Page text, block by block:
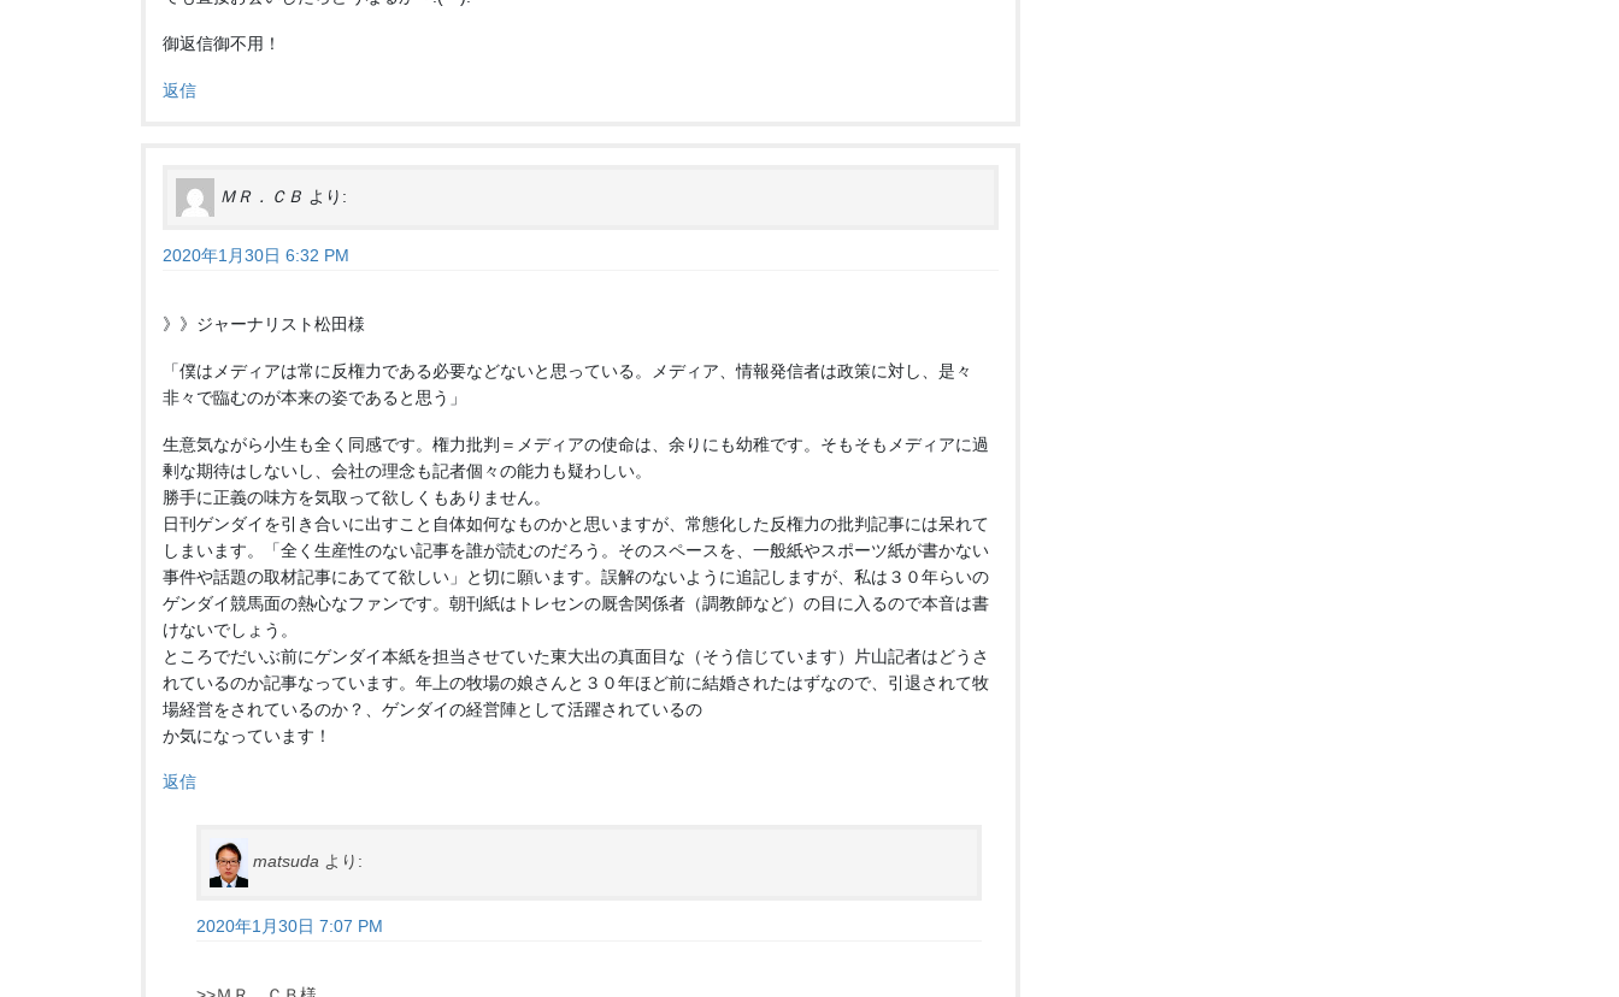
御返信御不用！
返信
ＭＲ．ＣＢ より:
2020年1月30日 6:32 PM
》》ジャーナリスト松田様
「僕はメディアは常に反権力である必要などないと思っている。メディア、情報発信者は政策に対し、是々
非々で臨むのが本来の姿であると思う」
生意気ながら小生も全く同感です。権力批判＝メディアの使命は、余りにも幼稚です。そもそもメディアに過
剰な期待はしないし、会社の理念も記者個々の能力も疑わしい。
勝手に正義の味方を気取って欲しくもありません。
日刊ゲンダイを引き合いに出すこと自体如何なものかと思いますが、常態化した反権力の批判記事には呆れて
しまいます。「全く生産性のない記事を誰が読むのだろう。そのスペースを、一般紙やスポーツ紙が書かない
事件や話題の取材記事にあてて欲しい」と切に願います。誤解のないように追記しますが、私は３０年らいの
ゲンダイ競馬面の熱心なファンです。朝刊紙はトレセンの厩舎関係者（調教師など）の目に入るので本音は書
けないでしょう。
ところでだいぶ前にゲンダイ本紙を担当させていた東大出の真面目な（そう信じています）片山記者はどうさ
れているのか記事なっています。年上の牧場の娘さんと３０年ほど前に結婚されたはずなので、引退されて牧
場経営をされているのか？、ゲンダイの経営陣として活躍されているの
か気になっています！
返信
matsuda より:
2020年1月30日 7:07 PM